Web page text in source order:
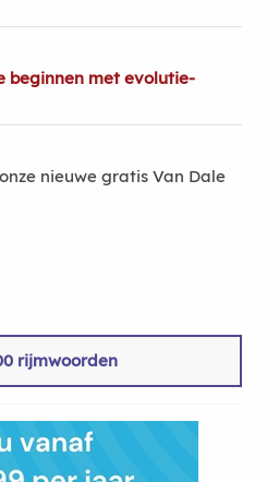
beginnen met evolutie-
nieuwe gratis Van Dale
rijmwoorden